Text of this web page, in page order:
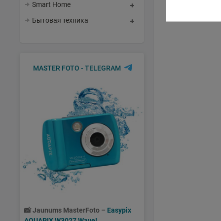
Smart Home
Бытовая техника
MASTER FOTO - TELEGRAM
📸Jaunums MasterFoto – Easypix